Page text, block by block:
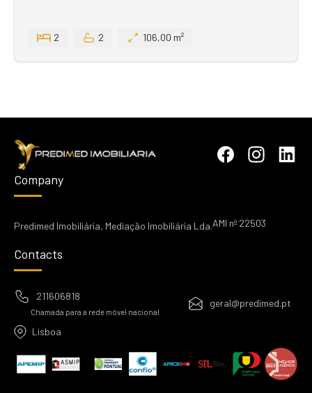
2 2 106,00 m²
Company
Predimed Imobiliária, Mediação Imobiliária Lda.AMI nº 22503
Contacts
211606818
Chamada para a rede móvel nacional
geral@predimed.pt
Lisboa